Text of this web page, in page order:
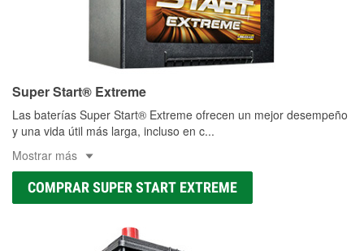
Super Start® Extreme
Las baterías Super Start® Extreme ofrecen un mejor desempeño
y una vida útil más larga, incluso en c...
Mostrar más
COMPRAR SUPER START EXTREME